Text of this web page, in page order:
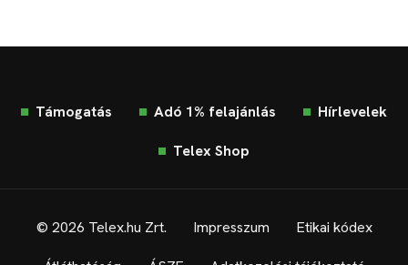
Támogatás Adó 1% felajánlás Hírlevelek
Telex Shop
© 2026 Telex.hu Zrt. Impresszum Etikai kódex